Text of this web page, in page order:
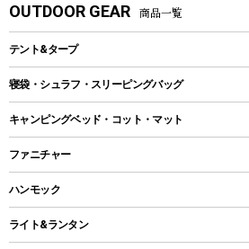
OUTDOOR GEAR 商品一覧
テント&タープ
テント
ツールームテント
ワンポールテント
シェルターテント
寝袋・シュラフ・スリーピングバッグ
レクタングラー型（封筒型）シュラフ
インナーシュラフ
キャンピングベッド・コット・マット
キャンピングベッド・コット
インフレータブルマット
ファニチャー
アウトドアテーブル
レジャーシート
ハンモック
ライト&ランタン